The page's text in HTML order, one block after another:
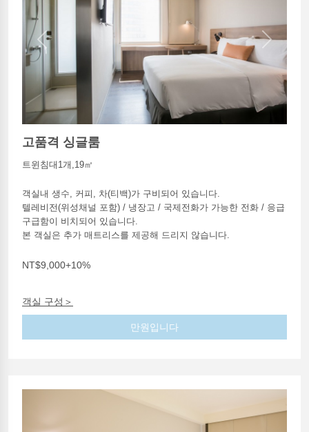
Previous Next
고품격 싱글룸
트윈침대1개,19㎡
객실내 생수, 커피, 차(티백)가 구비되어 있습니다.
텔레비전(위성채널 포함) / 냉장고 / 국제전화가 가능한 전화 / 응급
구급함이 비치되어 있습니다.
본 객실은 추가 매트리스를 제공해 드리지 않습니다.
NT$9,000+10%
객실 구성＞
만원입니다